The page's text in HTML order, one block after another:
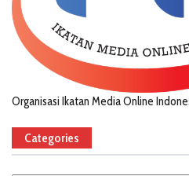
Organisasi Ikatan Media Online
Categories